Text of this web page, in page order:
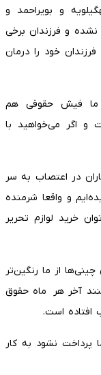
و بویراحمد و
نشده و فرزندان برخی
خود را درمان
ما فیش حقوقی هم
و اگر می‌خواهید با
در اعتصاب به سر
کشیده‌ایم و واقعا شرمنده
خرید لوازم تحریر
از ما رنگین‌تر
آخر هر ماه حقوق
پرداخت نشود به کار